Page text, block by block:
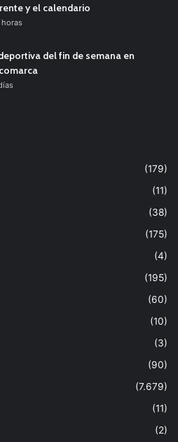
y el calendario
horas
del fin de semana en
(179)
(11)
(38)
(175)
(4)
(195)
(60)
(10)
(3)
(90)
(7.679)
(11)
(2)